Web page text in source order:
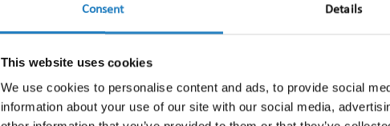
Consent Details
This website uses cookies
We use cookies to personalise content and ads, to provide social
information about your use of our site with our social media,
ieder hun eigen specialisme. Uiteindelijk werden
op 12-12-2012 Media Info Groep ontstond.